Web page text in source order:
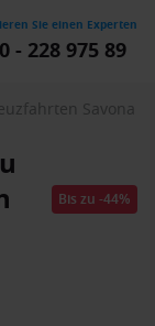
Sie einen Experten
- 228 975 89
Savona
Bis zu -44%